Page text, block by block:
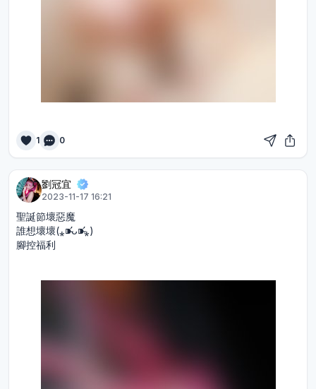
1 0
劉冠宜
2023-11-17 16:21
聖誕節壞惡魔
誰想壞壞(⁎⁍̴̛ᴗ⁍̴̛⁎)
腳控福利